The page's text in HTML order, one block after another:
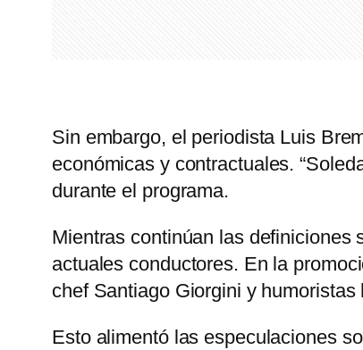
Sin embargo, el periodista Luis
económicas y contractuales.
durante el programa.
Mientras continúan las definiciones
actuales conductores. En la
chef Santiago Giorgini y
Esto alimentó las especulaciones